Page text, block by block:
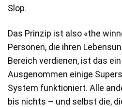
Slop.
Das Prinzip ist also «the
Personen, die ihren
Bereich verdienen, ist das
Ausgenommen einige
System funktioniert. Alle
bis nichts – und selbst die,